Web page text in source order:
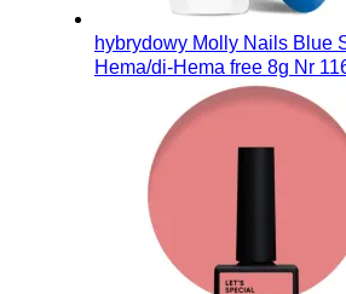
hybrydowy Molly Nails Blue
Hema/di-Hema free 8g Nr